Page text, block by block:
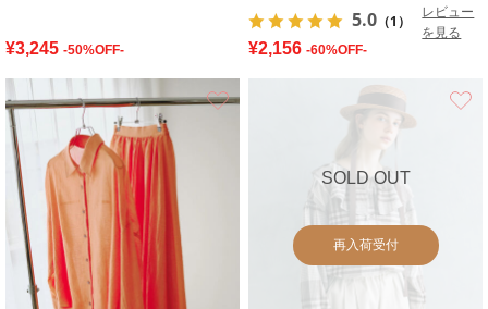
¥3,245 -50%OFF-
5.0 （1）
レビュー
を見る
¥2,156 -60%OFF-
SOLD OUT
再入荷受付